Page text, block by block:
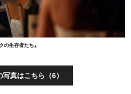
の生存者たち』
写真はこちら（6）